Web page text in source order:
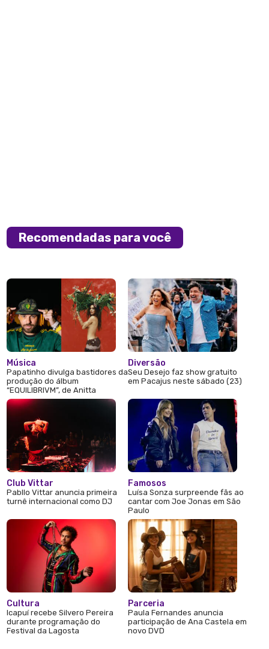
Recomendadas para você
Música
Papatinho divulga bastidores da
produção do álbum
“EQUILIBRIVM”, de Anitta
Club Vittar
Pabllo Vittar anuncia primeira
turnê internacional como DJ
Cultura
Icapuí recebe Silvero Pereira
durante programação do
Festival da Lagosta
Diversão
Seu Desejo faz show gratuito
em Pacajus neste sábado (23)
Famosos
Luísa Sonza surpreende fãs ao
cantar com Joe Jonas em São
Paulo
Parceria
Paula Fernandes anuncia
participação de Ana Castela em
novo DVD